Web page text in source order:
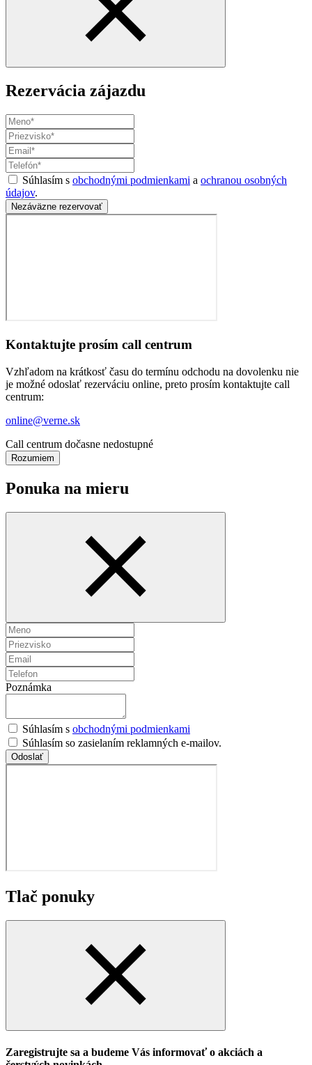
Rezervácia zájazdu
Súhlasím s obchodnými podmienkami a ochranou osobných
údajov.
Nezáväzne rezervovať
Kontaktujte prosím call centrum
Vzhľadom na krátkosť času do termínu odchodu na dovolenku nie
je možné odoslať rezerváciu online, preto prosím kontaktujte call
centrum:
online@verne.sk
Call centrum dočasne nedostupné
Rozumiem
Ponuka na mieru
Poznámka
Súhlasím s obchodnými podmienkami
Súhlasím so zasielaním reklamných e-mailov.
Odoslať
Tlač ponuky
Zaregistrujte sa a budeme Vás informovať o akciách a